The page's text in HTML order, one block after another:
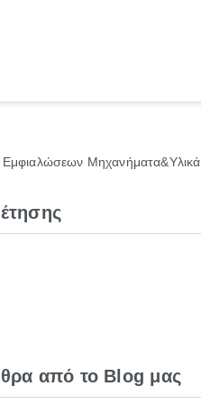
Εμφιαλώσεων Μηχανήματα&Υλικά
από το Blog μας